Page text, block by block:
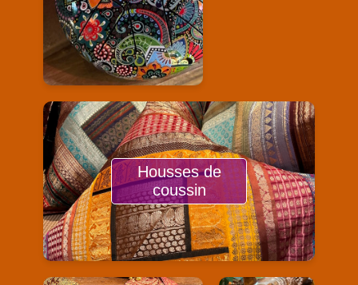
Housses de
coussin